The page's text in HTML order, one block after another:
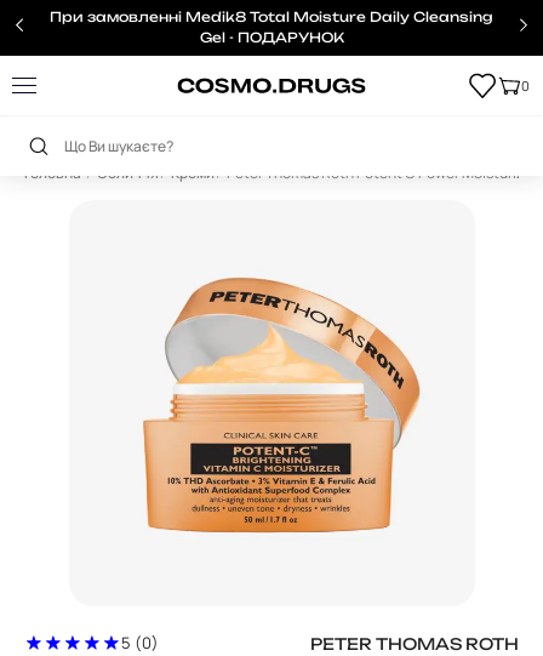
При замовленні Medik8 Total Moisture Daily Cleansing
Gel - ПОДАРУНОК
0
Головна Обличчя Креми Peter Thomas Roth Potent C Power Moisturizer
5 (0) PETER THOMAS ROTH